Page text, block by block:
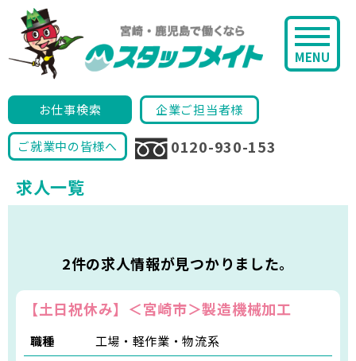
お仕事検索 企業ご担当者様
ご就業中の皆様へ 0120-930-153
MENU
求人一覧
2件の求人情報が見つかりました。
【土日祝休み】＜宮崎市＞製造機械加工
職種
工場・軽作業・物流系